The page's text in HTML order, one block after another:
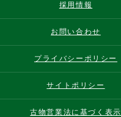
採用情報
お問い合わせ
プライバシーポリシー
サイトポリシー
古物営業法に基づく表示